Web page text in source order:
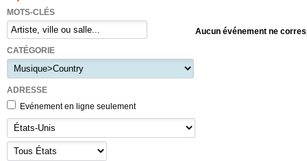
MOTS-CLÉS
CATÉGORIE
ADRESSE
Evénement en ligne seulement
Aucun événement ne